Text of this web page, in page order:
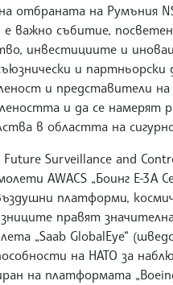
отбраната на Румъния
е важно събитие,
инвестициите и
и партньорски
и представители
и да се намерят
в областта на
Future Surveillance and
AWACS „Боинг Е-3А
платформи,
правят
„Saab GlobalEye“
на НАТО за
на платформата